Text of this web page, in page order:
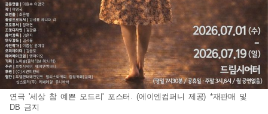
연극 '세상 참 예쁜 오드리' 포스터. (에이엔컴퍼니 제공) *재판매 및
DB 금지